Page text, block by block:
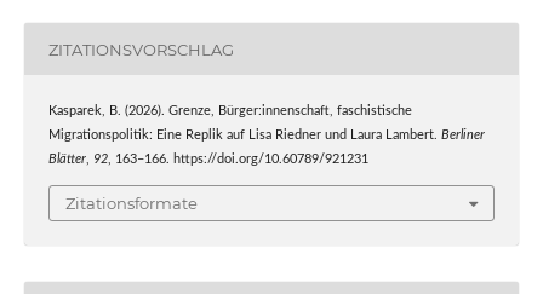
ZITATIONSVORSCHLAG
Kasparek, B. (2026). Grenze, Bürger:innenschaft, faschistische
Migrationspolitik: Eine Replik auf Lisa Riedner und Laura Lambert. Berliner
Blätter, 92, 163–166. https://doi.org/10.60789/921231
Zitationsformate